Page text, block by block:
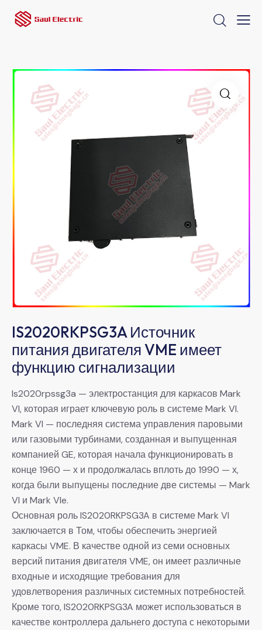
IS2020RKPSG3A Источник
питания двигателя VME имеет
функцию сигнализации
Is2020rpssg3a — электростанция для каркасов Mark
VI, которая играет ключевую роль в системе Mark VI.
Mark VI — последняя система управления паровыми
или газовыми турбинами, созданная и выпущенная
компанией GE, которая начала функционировать в
конце 1960 — х и продолжалась вплоть до 1990 — х,
когда были выпущены последние две системы — Mark
VI и Mark VIe.
Основная роль IS2020RKPSG3A в системе Mark VI
заключается в Том, чтобы обеспечить энергией
каркасы VME. В качестве одной из семи основных
версий питания двигателя VME, он имеет различные
входные и исходящие требования для
удовлетворения различных системных потребностей.
Кроме того, IS2020RKPSG3A может использоваться в
качестве контроллера дальнего доступа с некоторыми